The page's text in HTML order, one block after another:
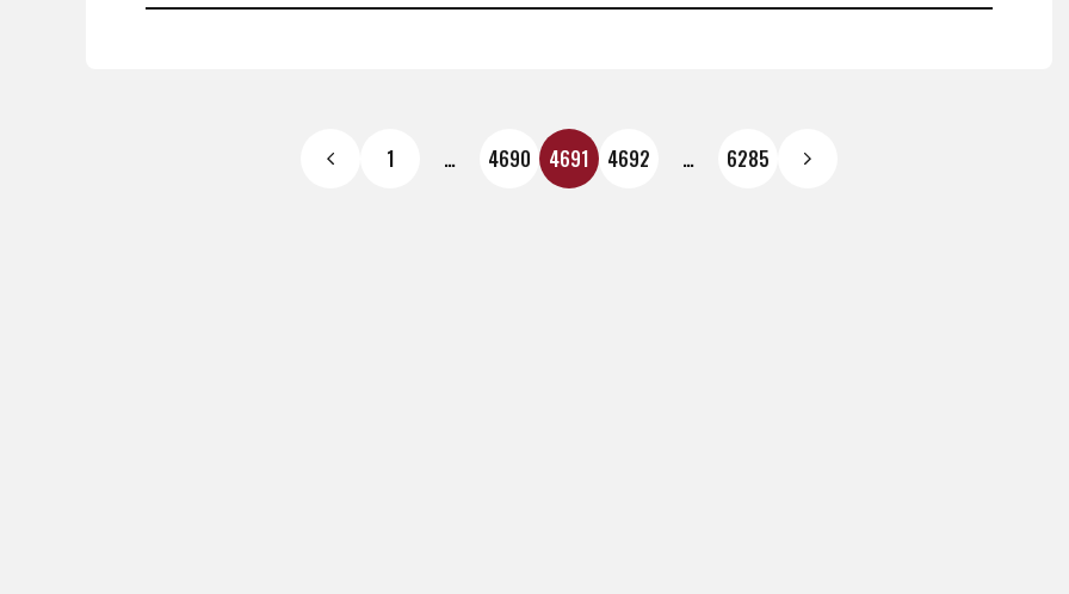
1 … 4690 4691 4692 … 6285